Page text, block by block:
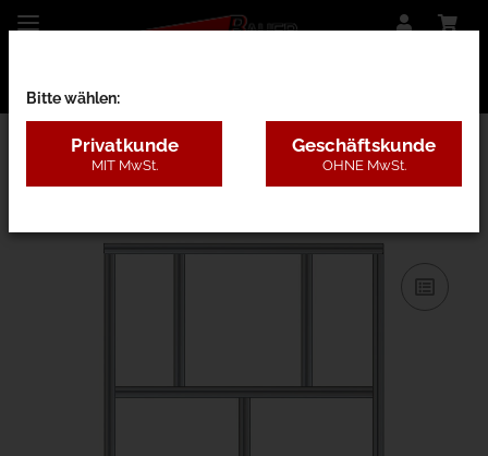
31AC - B=1,3-2m, H=3,1-5m
Bitte wählen:
Privatkunde
MIT MwSt.
Geschäftskunde
OHNE MwSt.